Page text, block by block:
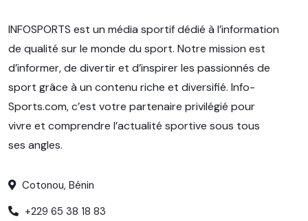
INFOSPORTS est un média sportif dédié à l’information
de qualité sur le monde du sport. Notre mission est
d’informer, de divertir et d’inspirer les passionnés de
sport grâce à un contenu riche et diversifié. Info-
Sports.com, c’est votre partenaire privilégié pour
vivre et comprendre l’actualité sportive sous tous
ses angles.
Cotonou, Bénin
+229 65 38 18 83